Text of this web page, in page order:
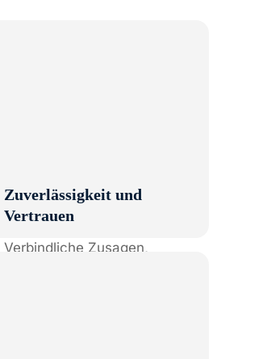
verspricht – ohne Ausreden.